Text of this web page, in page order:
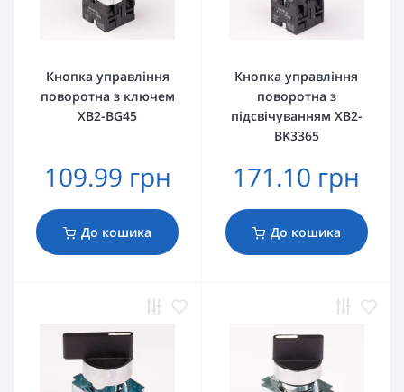
Кнопка управління
поворотна з ключем
XB2-BG45
109.99 грн
До кошика
Кнопка управління
поворотна з
підсвічуванням XB2-
BK3365
171.10 грн
До кошика